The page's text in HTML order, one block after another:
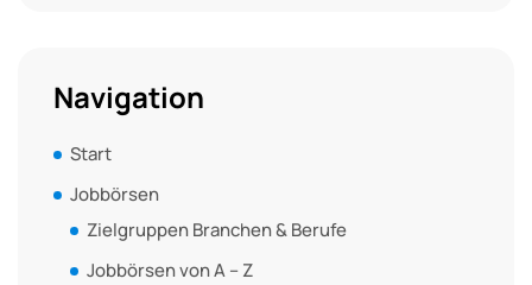
Navigation
Start
Jobbörsen
Zielgruppen Branchen & Berufe
Jobbörsen von A – Z